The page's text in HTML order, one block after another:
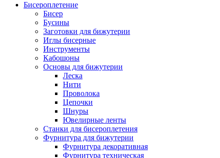
Бисероплетение
Бисер
Бусины
Заготовки для бижутерии
Иглы бисерные
Инструменты
Кабошоны
Основы для бижутерии
Леска
Нити
Проволока
Цепочки
Шнуры
Ювелирные ленты
Станки для бисероплетения
Фурнитура для бижутерии
Фурнитура декоративная
Фурнитура техническая